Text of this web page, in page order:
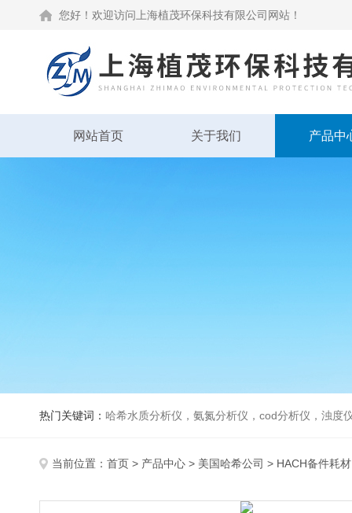
您好！欢迎访问上海植茂环保科技有限公司网站！
网站首页 关于我们 产品中
热门关键词： 哈希水质分析仪，氨氮分析仪，cod分析仪，浊度
当前位置： 首页 > 产品中心 > 美国哈希公司 > HACH备件耗材